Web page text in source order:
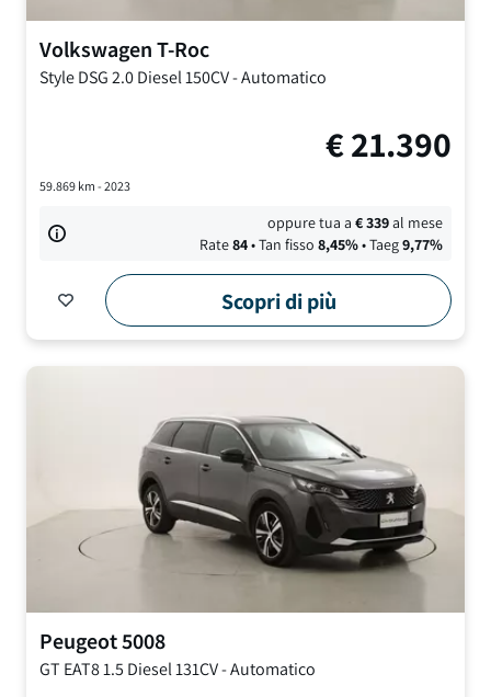
VolkswagenT-Roc
Style DSG2.0 Diesel 150CV-Automatico
€21.390
59.869km - 2023
oppure tua a€339al mese
Rate84• Tan fisso 8,45%• Taeg9,77%
Scopri di più
Peugeot5008
GT EAT81.5 Diesel 131CV-Automatico